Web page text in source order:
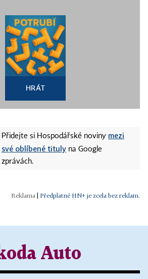
HRÁT
Přidejte si Hospodářské noviny mezi
své oblíbené tituly na Google
zprávách.
Předplatné HN+ je zcela bez reklam.
Auto